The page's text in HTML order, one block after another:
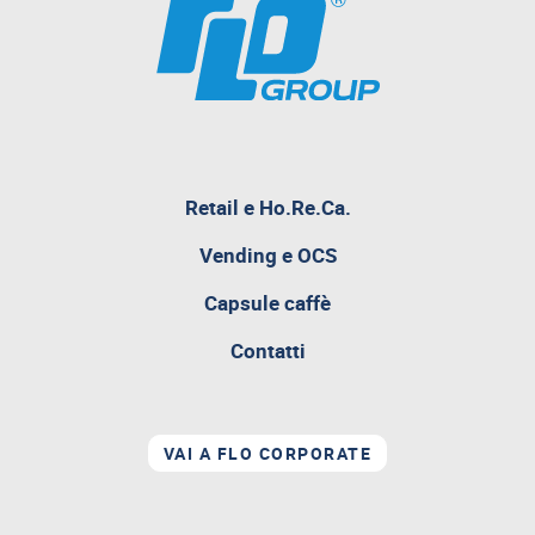
Retail e Ho.Re.Ca.pagina
Vending e OCS
Capsule caffè
Contatti
VAI A FLO CORPORATE